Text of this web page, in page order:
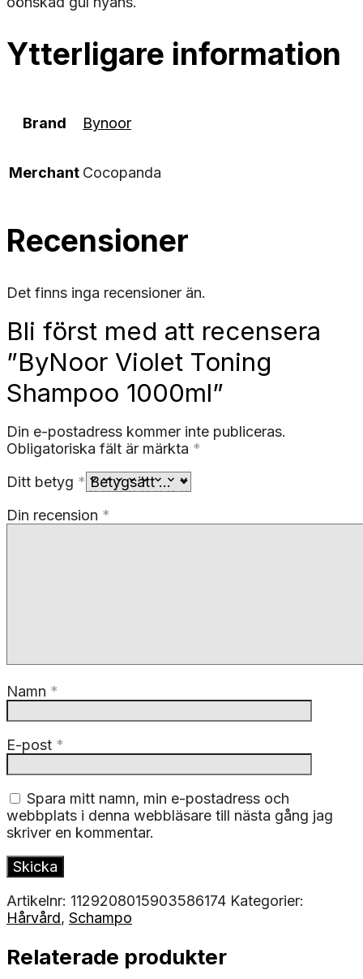
Ytterligare information
Brand Bynoor
Merchant Cocopanda
Recensioner
Det finns inga recensioner än.
Bli först med att recensera
”ByNoor Violet Toning
Shampoo 1000ml”
Din e-postadress kommer inte publiceras.
Obligatoriska fält är märkta *
Ditt betyg *
Din recension *
Namn *
E-post *
Spara mitt namn, min e-postadress och
webbplats i denna webbläsare till nästa gång jag
skriver en kommentar.
Artikelnr: 1129208015903586174 Kategorier:
Hårvård, Schampo
Relaterade produkter